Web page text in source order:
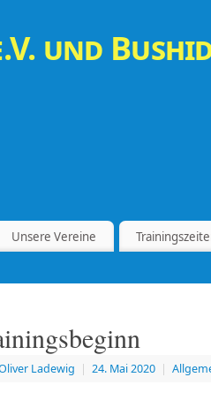
und
Unsere Vereine
Ladewig | 24. Mai 2020 |